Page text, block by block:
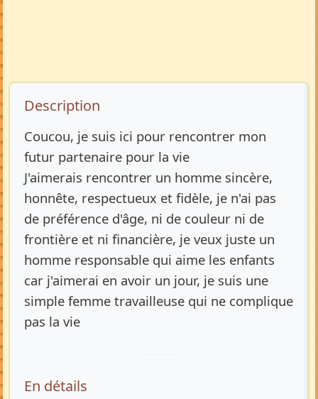
Description de l’annonce
Description
Coucou, je suis ici pour rencontrer mon
futur partenaire pour la vie
J'aimerais rencontrer un homme sincère,
honnête, respectueux et fidèle, je n'ai pas
de préférence d'âge, ni de couleur ni de
frontière et ni financière, je veux juste un
homme responsable qui aime les enfants
car j'aimerai en avoir un jour, je suis une
simple femme travailleuse qui ne complique
pas la vie
En détails